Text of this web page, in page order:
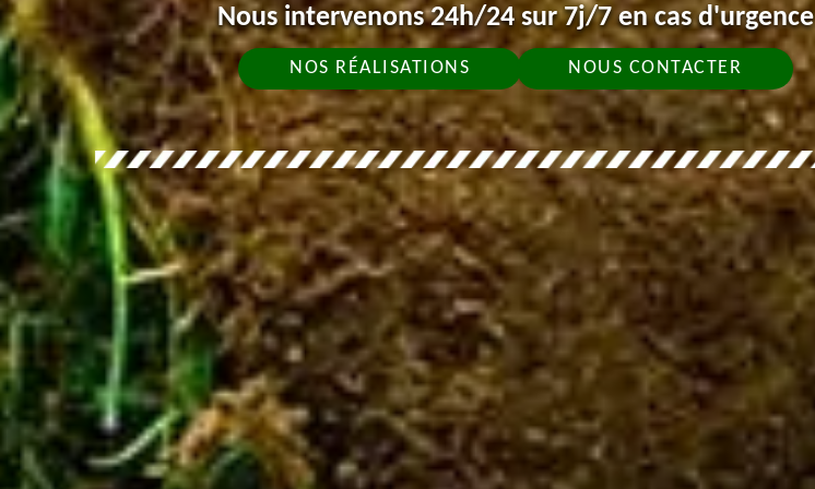
Nous intervenons 24h/24 sur 7j/7 en cas d'urgence
NOS RÉALISATIONS NOUS CONTACTER